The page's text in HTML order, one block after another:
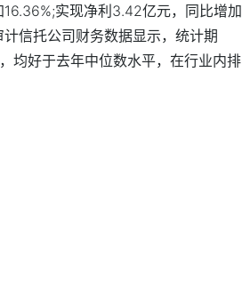
实现净利3.42亿元，同比增加
信托公司财务数据显示，统计期
均好于去年中位数水平，在行业内排